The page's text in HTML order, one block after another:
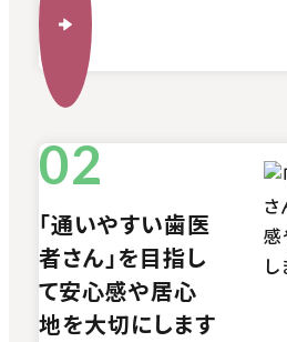
「通いやすい歯医
者さん」を目指し
て安心感や居心
地を大切にします